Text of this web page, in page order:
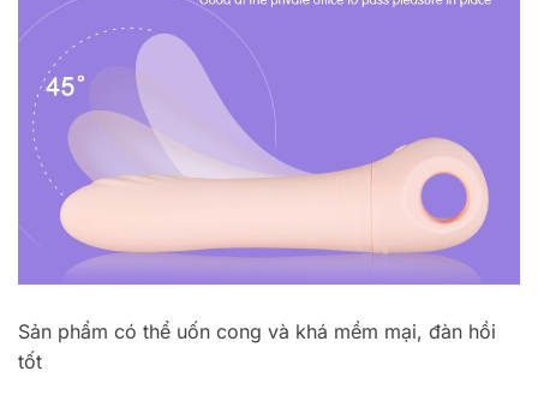
Sản phẩm có thể uốn cong và khá mềm mại, đàn hồi
tốt